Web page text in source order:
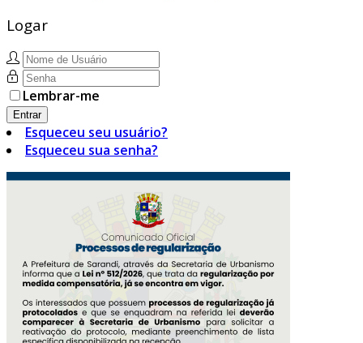
Logar
Lembrar-me
Entrar
Esqueceu seu usuário?
Esqueceu sua senha?